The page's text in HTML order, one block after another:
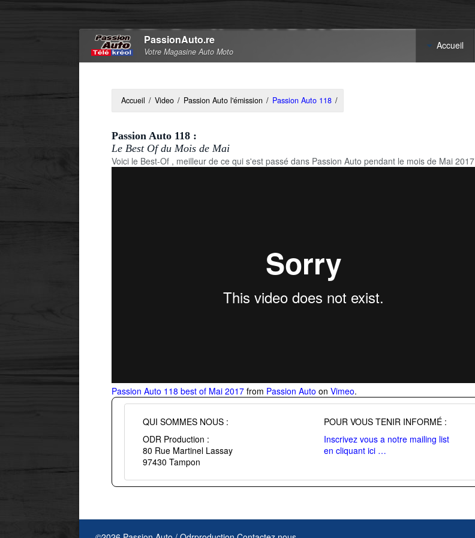
PassionAuto.re
Votre Magasine Auto Moto
Accueil
Accueil / Video / Passion Auto l'émission / Passion Auto 118 /
Passion Auto 118 :
Le Best Of du Mois de Mai
Voici le Best-Of , meilleur de ce qui s'est passé dans Passion Auto pendant le mois de Mai 2017
Passion Auto 118 best of Mai 2017 from Passion Auto on Vimeo.
QUI SOMMES NOUS :
ODR Production :
80 Rue Martinel Lassay
97430 Tampon
POUR VOUS TENIR INFORMÉ :
Inscrivez vous a notre mailing list
en cliquant ici …